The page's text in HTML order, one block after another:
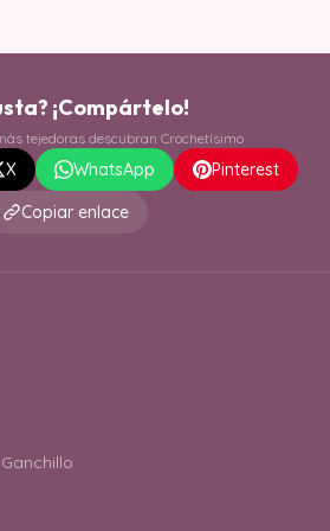
¡Compártelo!
tejedoras descubran Crochetísimo
X WhatsApp
Pinterest
Copiar enlace